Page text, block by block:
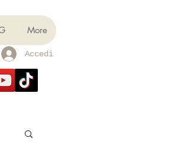
More
Accedi